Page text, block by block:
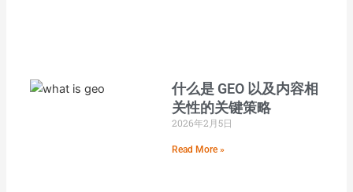
什么是 GEO 以及内容相
关性的关键策略
2026年2月5日
Read More »